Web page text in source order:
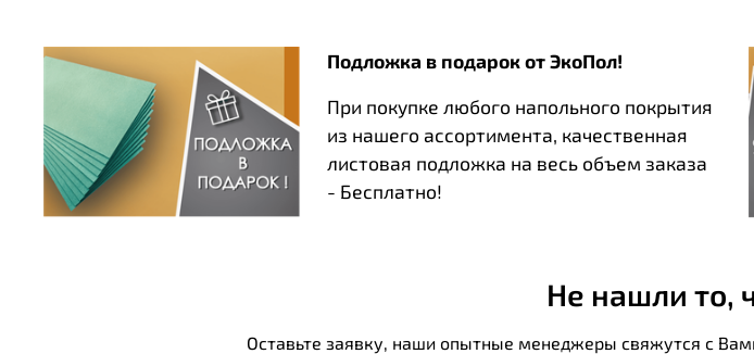
Подложка в подарок от ЭкоПол!
При покупке любого напольного покрытия
из нашего ассортимента, качественная
листовая подложка на весь объем заказа
- Бесплатно!
Не нашли то,
Оставьте заявку, наши опытные менеджеры свяжутся с